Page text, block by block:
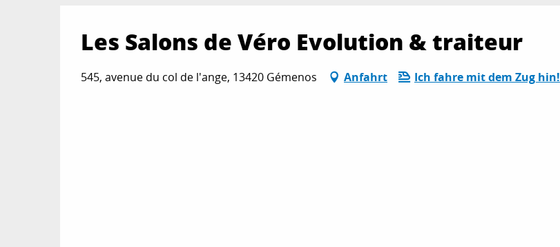
Les Salons de Véro Evolution & traiteur
545, avenue du col de l'ange, 13420 Gémenos Anfahrt Ich fahre mit dem Zug hin!